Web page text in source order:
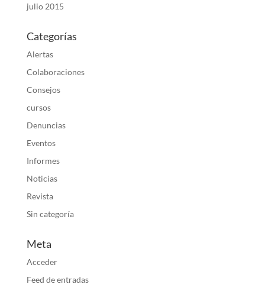
julio 2015
Categorías
Alertas
Colaboraciones
Consejos
cursos
Denuncias
Eventos
Informes
Noticias
Revista
Sin categoría
Meta
Acceder
Feed de entradas